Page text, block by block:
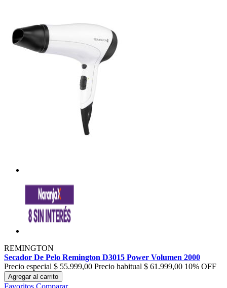
REMINGTON
Secador De Pelo Remington D3015 Power Volumen 2000
Precio especial $ 55.999,00 Precio habitual $ 61.999,00 10% OFF
Agregar al carrito
Favoritos Comparar